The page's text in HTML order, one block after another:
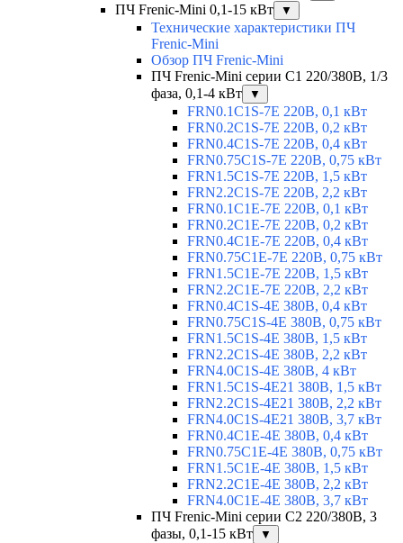
ПЧ Frenic-Mini 0,1-15 кВт ▼
Технические характеристики ПЧ
Frenic-Mini
Обзор ПЧ Frenic-Mini
ПЧ Frenic-Mini серии C1 220/380В, 1/3
фаза, 0,1-4 кВт
▼
FRN0.1C1S-7E 220В, 0,1 кВт
FRN0.2C1S-7E 220В, 0,2 кВт
FRN0.4C1S-7E 220В, 0,4 кВт
FRN0.75C1S-7E 220В, 0,75 кВт
FRN1.5C1S-7E 220В, 1,5 кВт
FRN2.2C1S-7E 220В, 2,2 кВт
FRN0.1C1E-7E 220В, 0,1 кВт
FRN0.2C1E-7E 220В, 0,2 кВт
FRN0.4C1E-7E 220В, 0,4 кВт
FRN0.75C1E-7E 220В, 0,75 кВт
FRN1.5C1E-7E 220В, 1,5 кВт
FRN2.2C1E-7E 220В, 2,2 кВт
FRN0.4C1S-4E 380В, 0,4 кВт
FRN0.75C1S-4E 380В, 0,75 кВт
FRN1.5C1S-4E 380В, 1,5 кВт
FRN2.2C1S-4E 380В, 2,2 кВт
FRN4.0C1S-4E 380В, 4 кВт
FRN1.5C1S-4E21 380В, 1,5 кВт
FRN2.2C1S-4E21 380В, 2,2 кВт
FRN4.0C1S-4E21 380В, 3,7 кВт
FRN0.4C1E-4E 380В, 0,4 кВт
FRN0.75C1E-4E 380В, 0,75 кВт
FRN1.5C1E-4E 380В, 1,5 кВт
FRN2.2C1E-4E 380В, 2,2 кВт
FRN4.0C1E-4E 380В, 3,7 кВт
ПЧ Frenic-Mini серии С2 220/380В, 3
фазы, 0,1-15 кВт
▼